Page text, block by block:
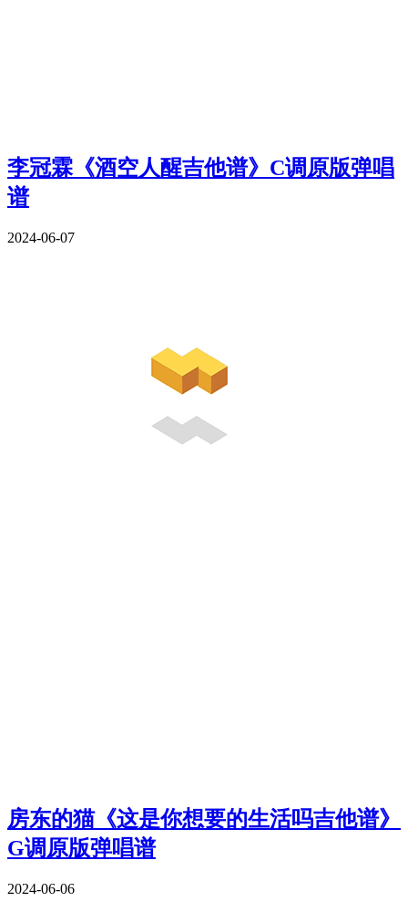
李冠霖《酒空人醒吉他谱》C调原版弹唱
谱
2024-06-07
房东的猫《这是你想要的生活吗吉他谱》
G调原版弹唱谱
2024-06-06